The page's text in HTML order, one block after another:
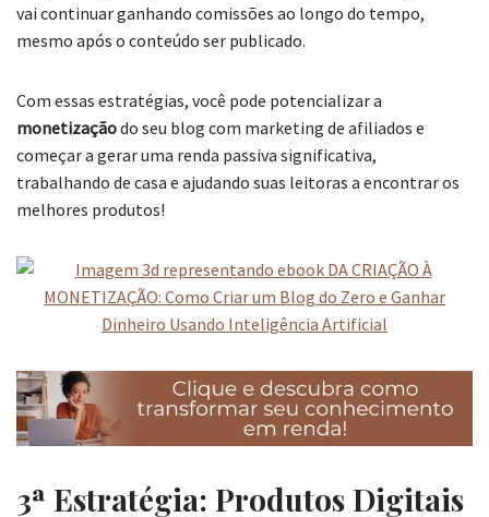
vai continuar ganhando comissões ao longo do tempo,
mesmo após o conteúdo ser publicado.
Com essas estratégias, você pode potencializar a
monetizaçãodo seu blog com marketing de afiliados e
começar a gerar uma renda passiva significativa,
trabalhando de casa e ajudando suas leitoras a encontrar os
melhores produtos!
3ª Estratégia: Produtos Digitais